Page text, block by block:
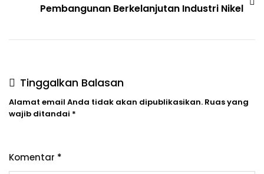
Pembangunan Berkelanjutan Industri Nikel
Tinggalkan Balasan
Alamat email Anda tidak akan dipublikasikan. Ruas yang
wajib ditandai *
Komentar *